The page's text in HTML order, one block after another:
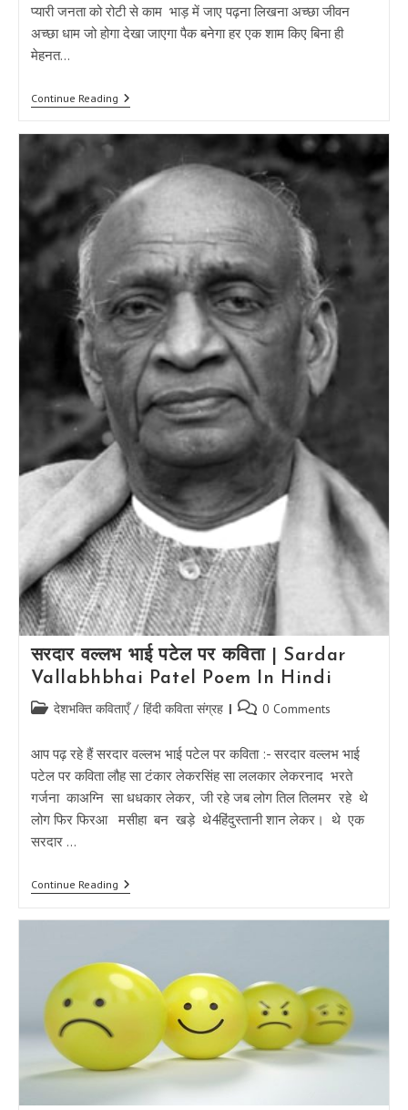
प्यारी जनता को रोटी से काम भाड़ में जाए पढ़ना लिखना अच्छा जीवन
अच्छा धाम जो होगा देखा जाएगा पैक बनेगा हर एक शाम किए बिना ही
मेहनत…
Continue Readingकविता
कैसी
कैसा
Kavita
Kaisi
Shiksha
Naam
सरदार वल्लभ भाई पटेल पर कविता | Sardar
Vallabhbhai Patel Poem In Hindi
Post देशभक्ति कविताएँ / हिंदी कविता संग्रह
Post 0 Comments
आप पढ़ रहे हैं सरदार वल्लभ भाई पटेल पर कविता :- सरदार वल्लभ भाई
पटेल पर कविता लौह सा टंकार लेकरसिंह सा ललकार लेकरनाद भरते
गर्जना काअग्नि सा धधकार लेकर, जी रहे जब लोग तिल तिलमर रहे थे
लोग फिर फिरआ मसीहा बन खड़े थे4हिंदुस्तानी शान लेकर। थे एक
सरदार …
Continue Readingसरदार
कविता
|
Sardar
Vallabhbhai
Hindi